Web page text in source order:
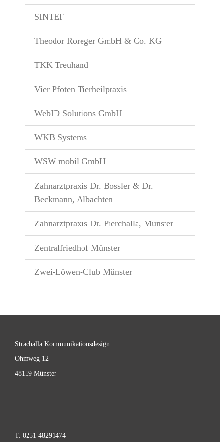
SINTEF
Theodor Roreger GmbH & Co. KG
TKK Treuhand
Vier Pfoten Tierheilpraxis
WebID Solutions GmbH
WKB Systems
WSW mobil GmbH
Zahnarztpraxis Dr. Bossler & Dr.
Beckmann, Albachten
Zahnarztpraxis Dr. Pierchalla, Münster
Zentralfriedhof Münster
Zwei-Löwen-Club Münster
Strachalla Kommunikationsdesign
Ohmweg 12
48159 Münster
T. 0251 48291474